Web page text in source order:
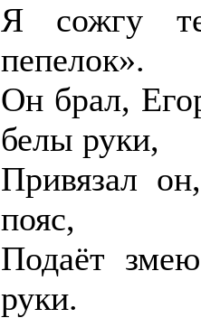
Я сожгу
пепелок».
Он брал,
белы руки,
Привязал
пояс,
Подаёт
руки.